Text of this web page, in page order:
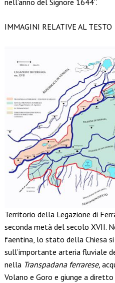
nell’anno del Signore 1644”.
IMMAGINI RELATIVE AL TESTO
Territorio della Legazione di
seconda metà del secolo XVII.
faentina, lo stato della Chiesa
sull’importante arteria fluviale
nella Transpadana ferrarese,
Volano e Goro e giunge a